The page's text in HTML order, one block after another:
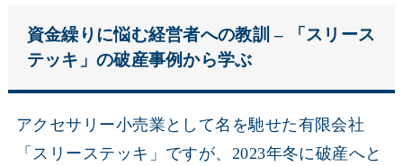
資金繰りに悩む経営者への教訓 – 「スリース
テッキ」の破産事例から学ぶ
アクセサリー小売業として名を馳せた有限会社
「スリーステッキ」ですが、2023年冬に破産へと